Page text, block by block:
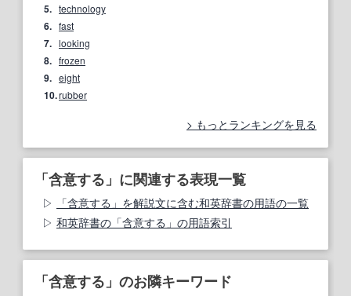
5. technology
6. fast
7. looking
8. frozen
9. eight
10.rubber
もっとランキングを見る
「含意する」に関連する表現一覧
「含意する」を解説文に含む和英辞書の用語の一覧
和英辞書の「含意する」の用語索引
「含意する」のお隣キーワード